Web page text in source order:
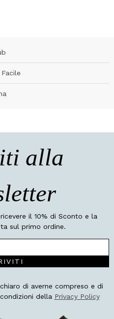
alla
il 10% di Sconto e la
sul primo ordine.
di averne compreso e di
della Privacy Policy